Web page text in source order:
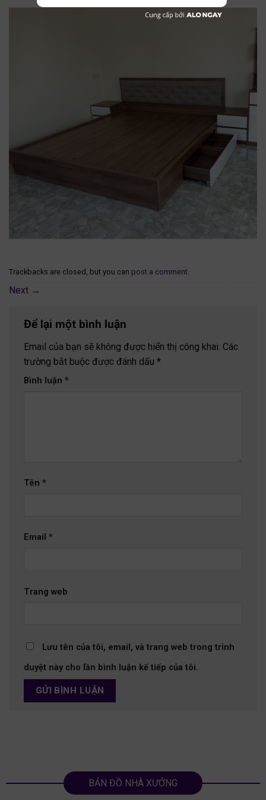
Trackbacks are closed, but you can post a comment
Next →
Để lại một bình luận
Email của bạn sẽ không được hiển thị công khai. Các
trường bắt buộc được đánh dấu *
Bình luận *
Tên *
Email *
Trang web
Lưu tên của tôi, email, và trang web trong trình
duyệt này cho lần bình luận kế tiếp của tôi.
BẢN ĐỒ NHÀ XƯỞNG